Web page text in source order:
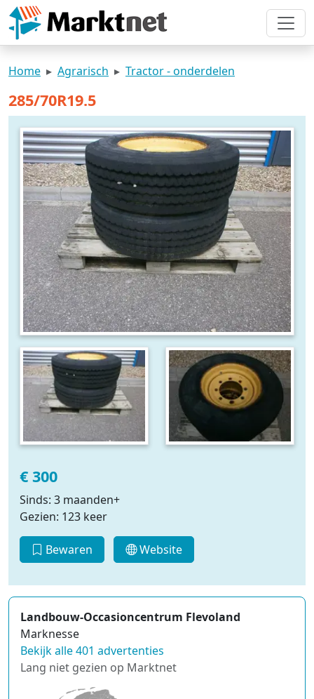
Home Agrarisch Tractor - onderdelen
285/70R19.5
€ 300
Sinds: 3 maanden+
Gezien: 123 keer
Bewaren Website
Landbouw-Occasioncentrum Flevoland
Marknesse
Bekijk alle 401 advertenties
Lang niet gezien op Marktnet